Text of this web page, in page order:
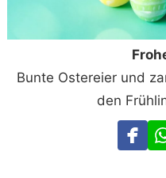
Bunte Ostereier und
den